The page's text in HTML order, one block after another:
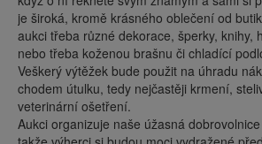
je široká, kromě krásného oblečení od
aukci třeba různé dekorace, šperky, knihy,
nebo třeba koženou brašnu či chladící
Veškerý výtěžek bude použit na úhradu
chodem útulku, tedy nejčastěji krmení,
veterinární ošetření.
Aukci organizuje naše úžasná